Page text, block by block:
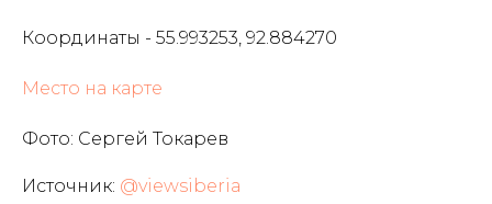
Координаты - 55.993253, 92.884270
Место на карте
Фото: Сергей Токарев
Источник: @viewsiberia